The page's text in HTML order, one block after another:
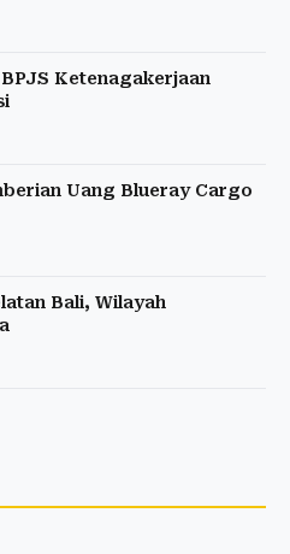
Ketenagakerjaan
Uang Blueray Cargo
Bali, Wilayah